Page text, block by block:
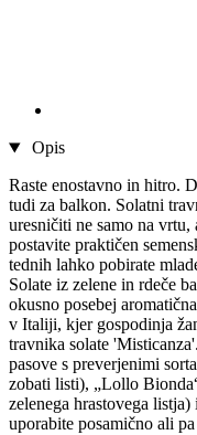
Opis
Raste enostavno in hitro.
tudi za balkon. Solatni
uresničiti ne samo na
postavite praktičen
tednih lahko pobirate
Solate iz zelene in rdeče
okusno posebej
v Italiji, kjer gospodinja
travnika solate
pasove s preverjenimi
zobati listi), „Lollo
zelenega hrastovega
uporabite posamično ali